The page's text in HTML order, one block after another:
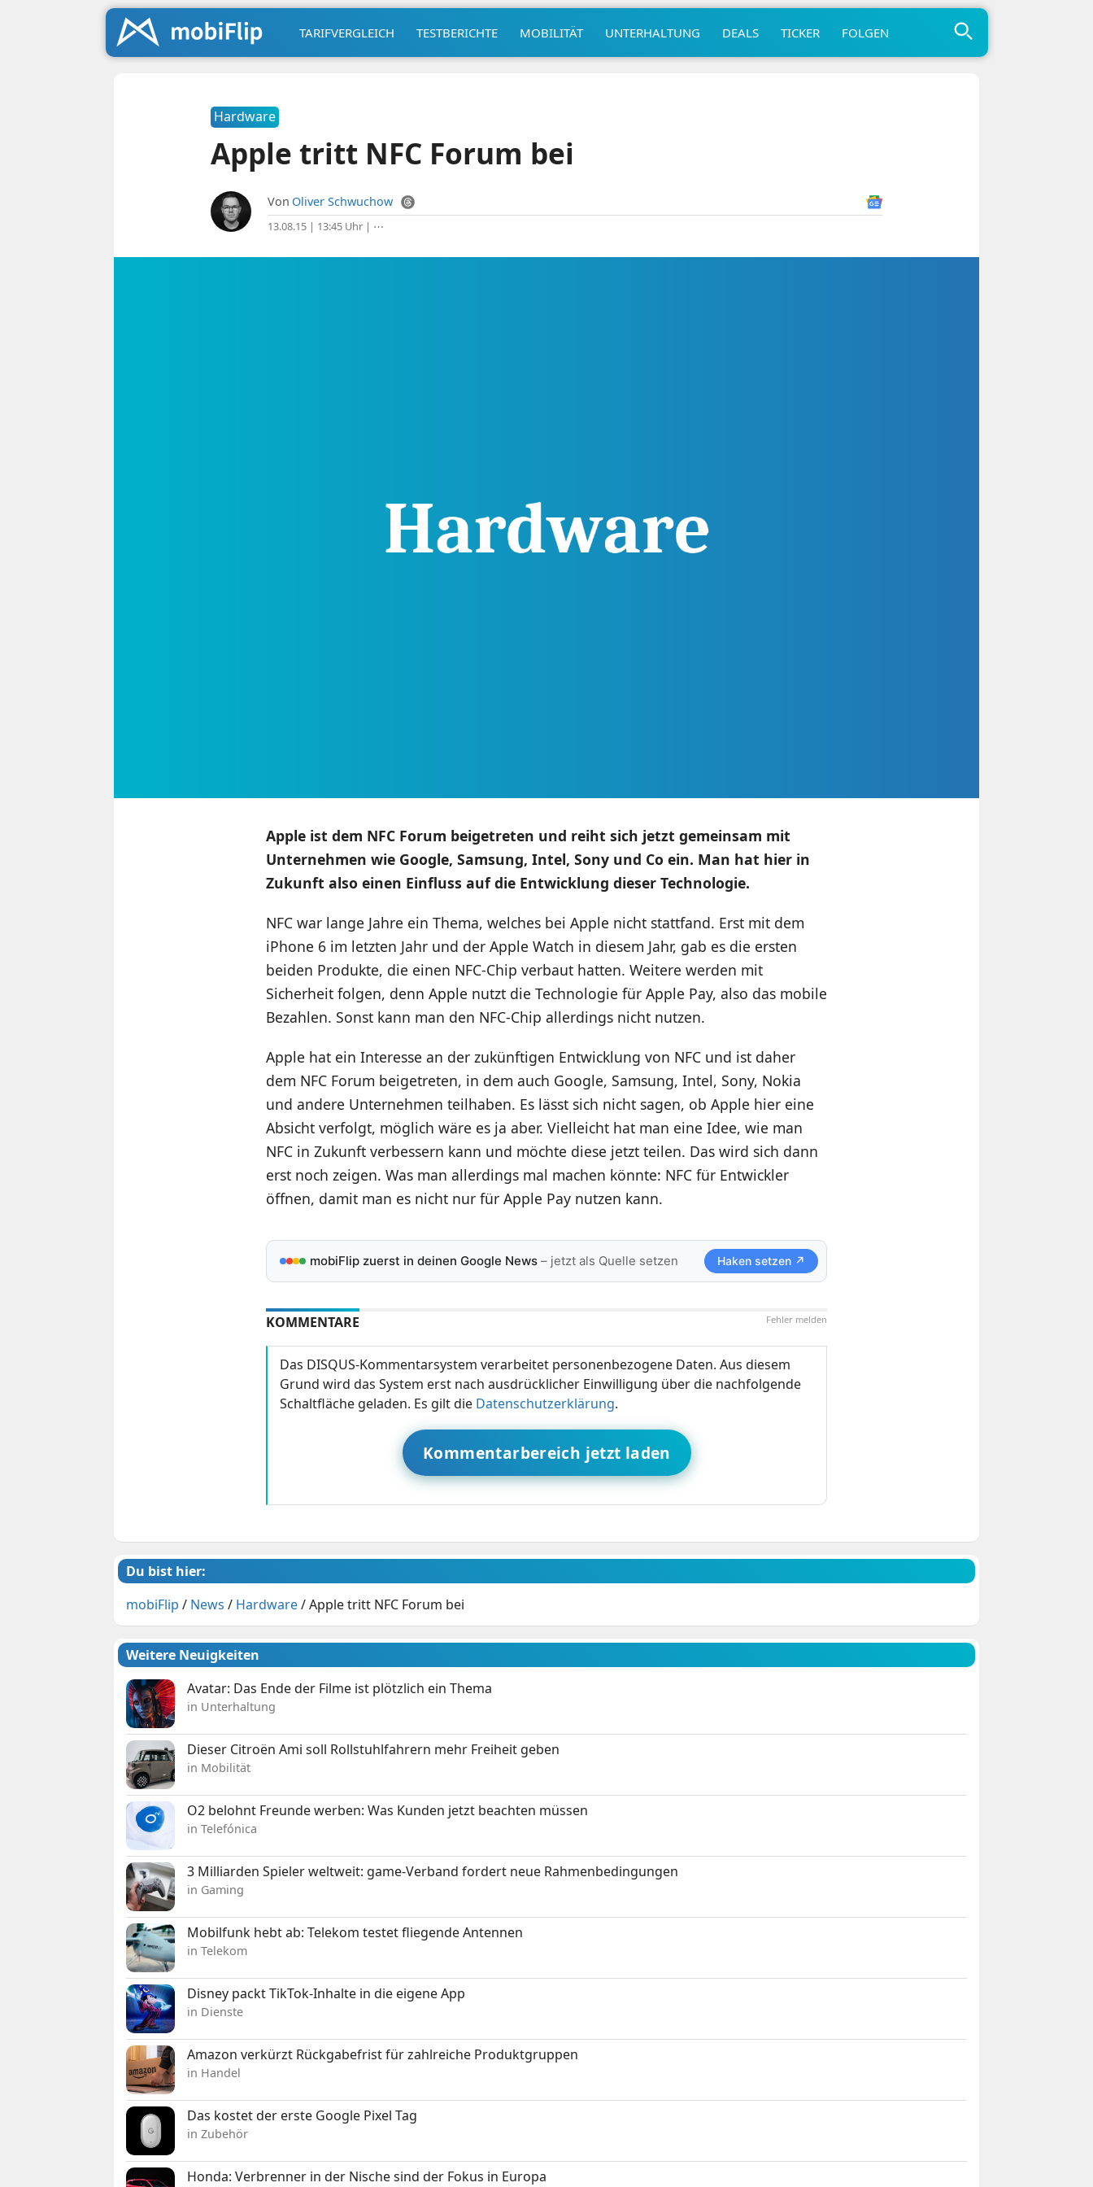
TARIFVERGLEICH TESTBERICHTE MOBILITÄT UNTERHALTUNG DEALS TICKER FOLGEN
Hardware
Apple tritt NFC Forum bei
Von Oliver Schwuchow
13.08.15 | 13:45 Uhr| ⋯
Apple ist dem NFC Forum beigetreten und reiht sich jetzt gemeinsam mit
Unternehmen wie Google, Samsung, Intel, Sony und Co ein. Man hat hier in
Zukunft also einen Einfluss auf die Entwicklung dieser Technologie.
NFC war lange Jahre ein Thema, welches bei Apple nicht stattfand. Erst mit dem
iPhone 6 im letzten Jahr und der Apple Watch in diesem Jahr, gab es die ersten
beiden Produkte, die einen NFC-Chip verbaut hatten. Weitere werden mit
Sicherheit folgen, denn Apple nutzt die Technologie für Apple Pay, also das mobile
Bezahlen. Sonst kann man den NFC-Chip allerdings nicht nutzen.
Apple hat ein Interesse an der zukünftigen Entwicklung von NFC und ist daher
dem NFC Forum beigetreten, in dem auch Google, Samsung, Intel, Sony, Nokia
und andere Unternehmen teilhaben. Es lässt sich nicht sagen, ob Apple hier eine
Absicht verfolgt, möglich wäre es ja aber. Vielleicht hat man eine Idee, wie man
NFC in Zukunft verbessern kann und möchte diese jetzt teilen. Das wird sich dann
erst noch zeigen. Was man allerdings mal machen könnte: NFC für Entwickler
öffnen, damit man es nicht nur für Apple Pay nutzen kann.
mobiFlip zuerst in deinen Google News– jetzt als Quelle setzen Haken setzen ↗
Fehler melden
KOMMENTARE
Das DISQUS-Kommentarsystem verarbeitet personenbezogene Daten. Aus diesem
Grund wird das System erst nach ausdrücklicher Einwilligung über die nachfolgende
Schaltfläche geladen. Es gilt die Datenschutzerklärung.
Kommentarbereich jetzt laden
Du bist hier:
mobiFlip / News / Hardware/Apple tritt NFC Forum bei
Weitere Neuigkeiten
Avatar: Das Ende der Filme ist plötzlich ein Thema
in Unterhaltung
Dieser Citroën Ami soll Rollstuhlfahrern mehr Freiheit geben
in Mobilität
O2 belohnt Freunde werben: Was Kunden jetzt beachten müssen
in Telefónica
3 Milliarden Spieler weltweit: game-Verband fordert neue Rahmenbedingungen
in Gaming
Mobilfunk hebt ab: Telekom testet fliegende Antennen
in Telekom
Disney packt TikTok-Inhalte in die eigene App
in Dienste
Amazon verkürzt Rückgabefrist für zahlreiche Produktgruppen
in Handel
Das kostet der erste Google Pixel Tag
in Zubehör
Honda: Verbrenner in der Nische sind der Fokus in Europa